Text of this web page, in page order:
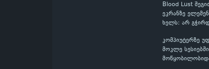
Blood Lust
ეკრანზე
ხელს: არ
კომპიუტერზე
მოკლე